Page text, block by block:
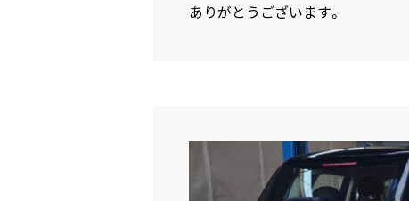
ありがとうございます。